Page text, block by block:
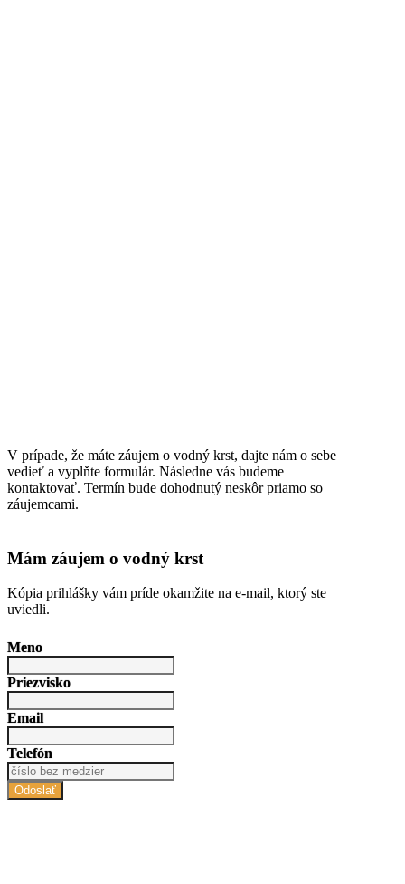
V prípade, že máte záujem o vodný krst, dajte nám o sebe
vedieť a vyplňte formulár. Následne vás budeme
kontaktovať. Termín bude dohodnutý neskôr priamo so
záujemcami.
Mám záujem o vodný krst
Kópia prihlášky vám príde okamžite na e-mail, ktorý ste
uviedli.
Meno
Priezvisko
Email
Telefón
Odoslať